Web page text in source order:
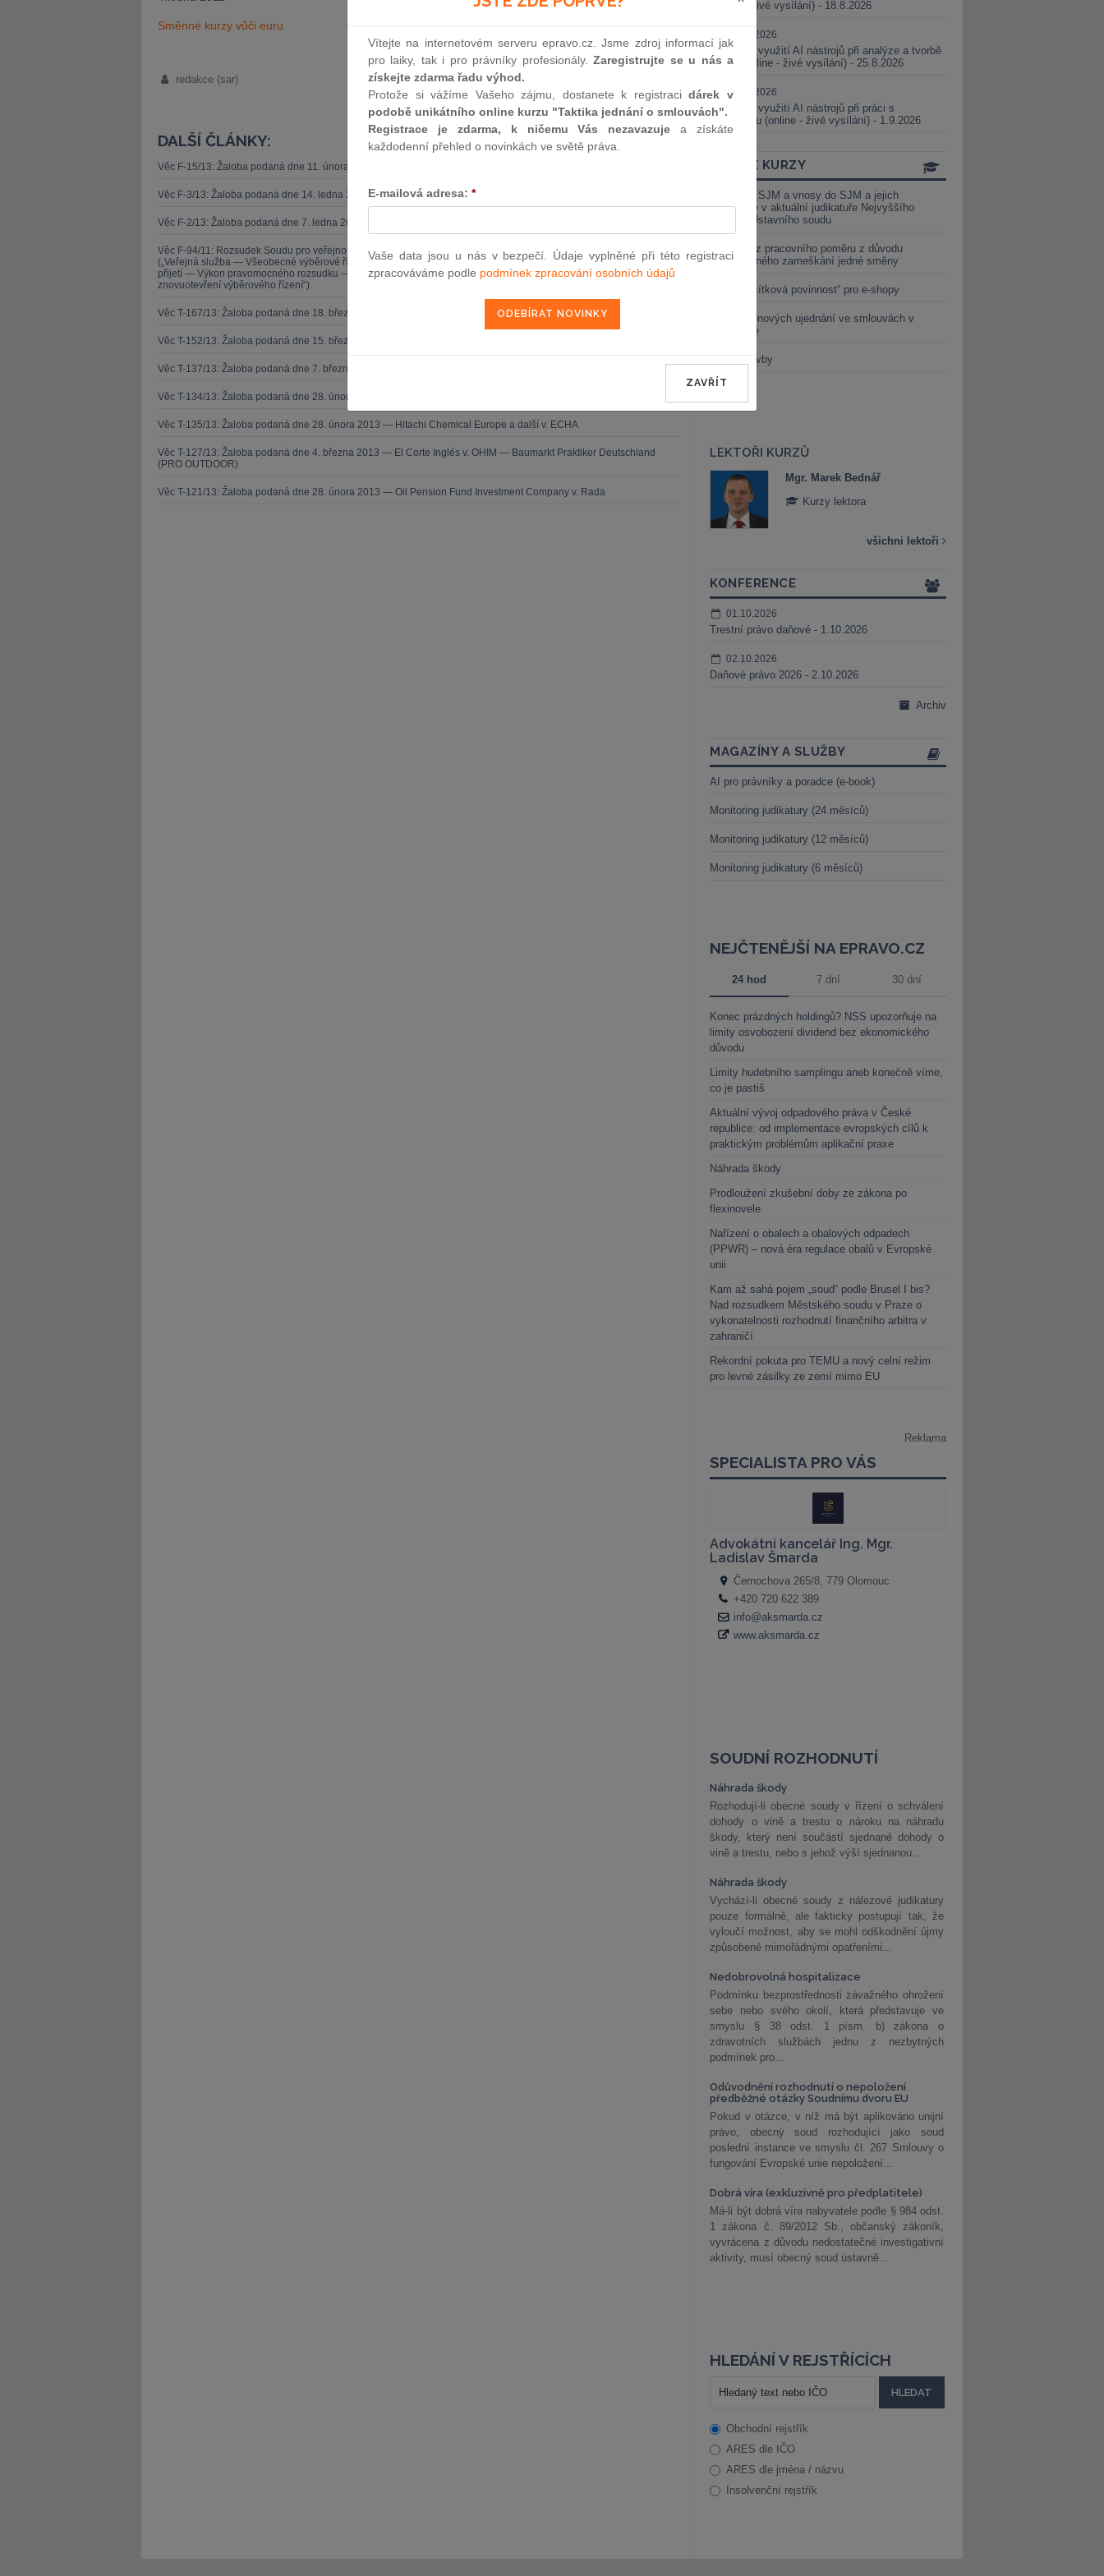
Směnné kurzy vůči euru
redakce (sar)
DALŠÍ ČLÁNKY:
Věc F-15/13: Žaloba podaná dne 11. února 2013 — ZZ v. Komise
Věc F-3/13: Žaloba podaná dne 14. ledna 2013 — CK v. Komise
Věc F-2/13: Žaloba podaná dne 7. ledna 2013 — ZZ v. Komise
Věc F-94/11: Rozsudek Soudu pro veřejnou službu (druhého senátu) ze dne 21. března 2013 — Brune v. Komise
(„Veřejná služba — Všeobecné výběrové řízení — Zrušení rozhodnutí o nezapsání na seznam uchazečů vhodných k
přijetí — Výkon pravomocného rozsudku — Zásada legality — Námitka protiprávnosti vznesená proti rozhodnutí o
znovuotevření výběrového řízení“)
Věc T-167/13: Žaloba podaná dne 18. března 2013 — Comune di Milano v. Komise
Věc T-152/13: Žaloba podaná dne 15. března 2013 — Sea Handling v. Komise
Věc T-137/13: Žaloba podaná dne 7. března 2013 — Saferoad RRS v. OHIM (MEGARAIL)
Věc T-134/13: Žaloba podaná dne 28. února 2013 — Polynt a Sitre v. ECHA
Věc T-135/13: Žaloba podaná dne 28. února 2013 — Hitachi Chemical Europe a další v. ECHA
Věc T-127/13: Žaloba podaná dne 4. března 2013 — El Corte Inglés v. OHIM — Baumarkt Praktiker Deutschland
(PRO OUTDOOR)
Věc T-121/13: Žaloba podaná dne 28. února 2013 — Oil Pension Fund Investment Company v. Rada
(online - živé vysílání) - 18.8.2026
25.08.2026
Praktické využití AI nástrojů při analýze a tvorbě
smluv (online - živé vysílání) - 25.8.2026
01.09.2026
Praktické využití AI nástrojů při práci s
judikaturou (online - živé vysílání) - 1.9.2026
ONLINE KURZY
Vnosy ze SJM a vnosy do SJM a jejich
valorizace v aktuální judikatuře Nejvyššího
soudu a Ústavního soudu
Výpověď z pracovního poměru z důvodu
neomluveného zameškání jedné směny
Nová „tlačítková povinnost“ pro e-shopy
Změna cenových ujednání ve smlouvách v
energetice
Černé stavby
LEKTOŘI KURZŮ
MCIArb
Mgr. Marek Bednář
Kurzy lektora
všichni lektoři
KONFERENCE
01.10.2026
Trestní právo daňové - 1.10.2026
02.10.2026
Daňové právo 2026 - 2.10.2026
Archiv
MAGAZÍNY A SLUŽBY
AI pro právníky a poradce (e-book)
Monitoring judikatury (24 měsíců)
Monitoring judikatury (12 měsíců)
Monitoring judikatury (6 měsíců)
NEJČTENĚJŠÍ NA EPRAVO.CZ
24 hod 7 dní 30 dní
Konec prázdných holdingů? NSS upozorňuje na
limity osvobození dividend bez ekonomického
důvodu
Limity hudebního samplingu aneb konečně víme,
co je pastiš
Aktuální vývoj odpadového práva v České
republice: od implementace evropských cílů k
praktickým problémům aplikační praxe
Náhrada škody
Prodloužení zkušební doby ze zákona po
flexinovele
Nařízení o obalech a obalových odpadech
(PPWR) – nová éra regulace obalů v Evropské
unii
Kam až sahá pojem „soud“ podle Brusel I bis?
Nad rozsudkem Městského soudu v Praze o
vykonatelnosti rozhodnutí finančního arbitra v
zahraničí
Rekordní pokuta pro TEMU a nový celní režim
pro levné zásilky ze zemí mimo EU
SOUDNÍ ROZHODNUTÍ
Náhrada škody
Rozhodují-li obecné soudy v řízení o schválení
dohody o vině a trestu o nároku na náhradu
škody, který není součástí sjednané dohody o
vině a trestu, nebo s jehož výší sjednanou...
Náhrada škody
Vychází-li obecné soudy z nálezové judikatury
pouze formálně, ale fakticky postupují tak, že
vyloučí možnost, aby se mohl odškodnění újmy
způsobené mimořádnými opatřeními...
Nedobrovolná hospitalizace
Podmínku bezprostřednosti závažného ohrožení
sebe nebo svého okolí, která představuje ve
smyslu § 38 odst. 1 písm. b) zákona o
zdravotních službách jednu z nezbytných
podmínek pro...
Odůvodnění rozhodnutí o nepoložení
předběžné otázky Soudnímu dvoru EU
Pokud v otázce, v níž má být aplikováno unijní
právo, obecný soud rozhodující jako soud
poslední instance ve smyslu čl. 267 Smlouvy o
fungování Evropské unie nepoložení...
Dobrá víra (exkluzivně pro předplatitele)
Má-li být dobrá víra nabyvatele podle § 984 odst.
1 zákona č. 89/2012 Sb., občanský zákoník,
vyvrácena z důvodu nedostatečné investigativní
aktivity, musí obecný soud ústavně...
HLEDÁNÍ V REJSTŘÍCÍCH
Obchodní rejstřík
ARES dle IČO
ARES dle jména / názvu
Insolvenční rejstřík
Vítejte na internetovém serveru epravo.cz. Jsme zdroj informací jak
pro laiky, tak i pro právníky profesionály.Zaregistrujte se u nás a
získejte zdarma řadu výhod.
Protože si vážíme Vašeho zájmu, dostanete k registracidárek v
podobě unikátního online kurzu "Taktika jednání o smlouvách".
Registrace je zdarma, k ničemu Vás nezavazuje a získáte
každodenní přehled o novinkách ve světě práva.
E-mailová adresa: *
Vaše data jsou u nás v bezpečí. Údaje vyplněné při této registraci
zpracováváme podle podmínek zpracování osobních údajů
ZAVŘÍT